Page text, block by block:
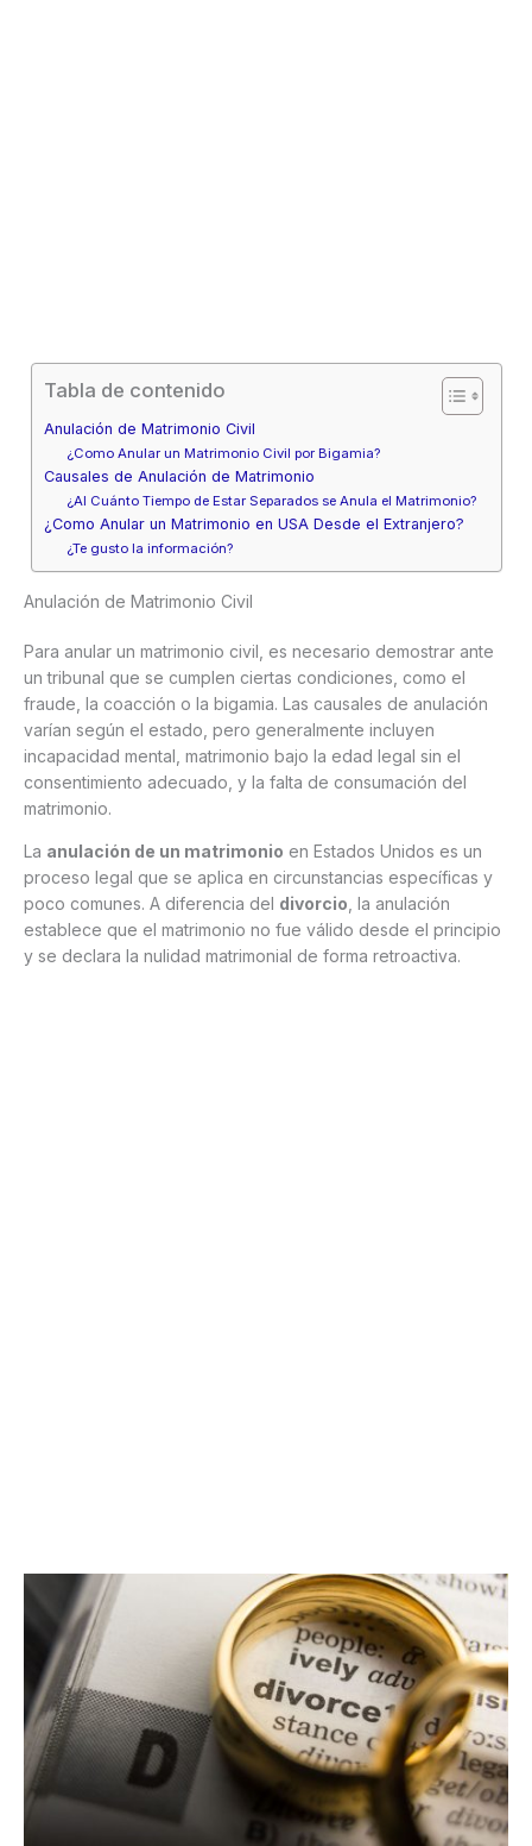
Tabla de contenido
Anulación de Matrimonio Civil
¿Como Anular un Matrimonio Civil por Bigamia?
Causales de Anulación de Matrimonio
¿Al Cuánto Tiempo de Estar Separados se Anula el Matrimonio?
¿Como Anular un Matrimonio en USA Desde el Extranjero?
¿Te gusto la información?
Anulación de Matrimonio Civil
Para anular un matrimonio civil, es necesario demostrar ante
un tribunal que se cumplen ciertas condiciones, como el
fraude, la coacción o la bigamia. Las causales de anulación
varían según el estado, pero generalmente incluyen
incapacidad mental, matrimonio bajo la edad legal sin el
consentimiento adecuado, y la falta de consumación del
matrimonio.
La anulación de un matrimonio en Estados Unidos es un
proceso legal que se aplica en circunstancias específicas y
poco comunes. A diferencia del divorcio , la anulación
establece que el matrimonio no fue válido desde el principio
y se declara la nulidad matrimonial de forma retroactiva.